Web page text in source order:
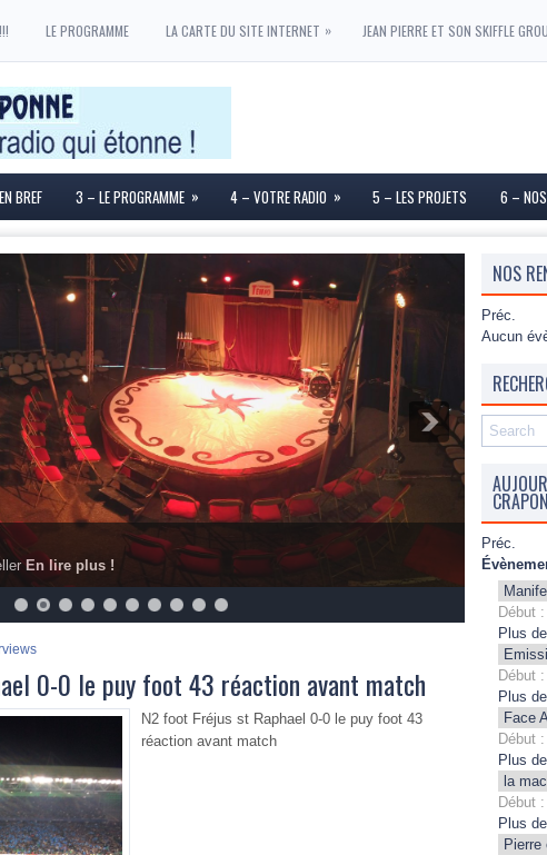
LE PROGRAMME LA CARTE DU SITE INTERNET » JEAN PIERRE ET SON SKIFFLE
BREF 3 – LE PROGRAMME » 4 – VOTRE RADIO » 5 – LES PROJETS 6 –
En lire plus !
0-0 le puy foot 43 réaction avant match
N2 foot Fréjus st Raphael 0-0 le puy foot 43
réaction avant match
NOS
Préc.
Aucun
Préc.
Début :
Plus
Début :
Plus
Face
Début :
Plus
la
Début :
Plus